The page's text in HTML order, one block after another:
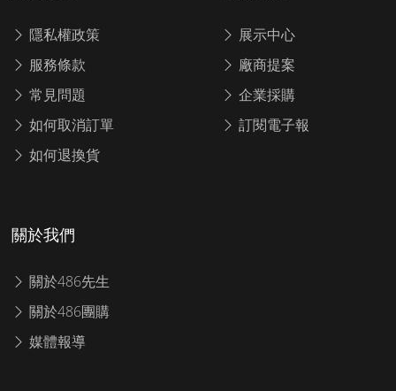
隱私權政策
服務條款
常見問題
如何取消訂單
如何退換貨
展示中心
廠商提案
企業採購
訂閱電子報
關於我們
關於486先生
關於486團購
媒體報導